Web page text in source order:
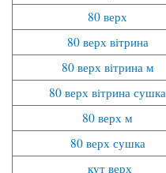
80 верх
80 верх вітрина
80 верх вітрина м
80 верх вітрина сушка
80 верх м
80 верх сушка
кут верх